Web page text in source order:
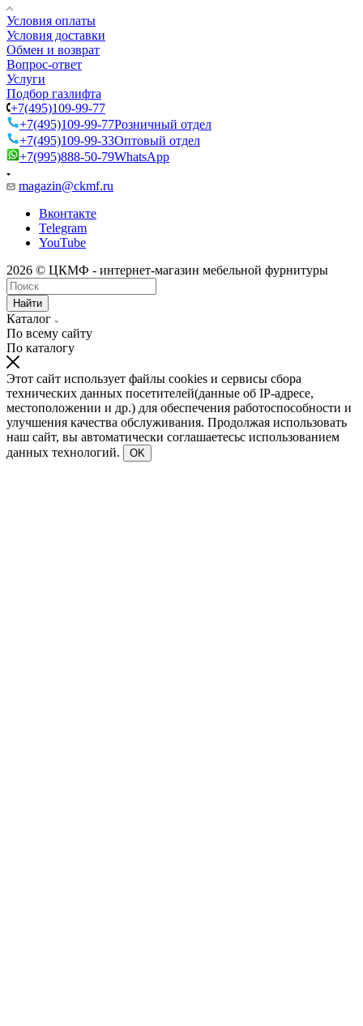
Условия оплаты
Условия доставки
Обмен и возврат
Вопрос-ответ
Услуги
Подбор газлифта
+7(495)109-99-77
+7(495)109-99-77Розничный отдел
+7(495)109-99-33Оптовый отдел
+7(995)888-50-79WhatsApp
magazin@ckmf.ru
Вконтакте
Telegram
YouTube
2026 © ЦКМФ - интернет-магазин мебельной фурнитуры
Найти
Каталог
По всему сайту
По каталогу
Этот сайт использует файлы cookies и сервисы сбора
технических данных посетителей(данные об IP-адресе,
местоположении и др.) для обеспечения работоспособности и
улучшения качества обслуживания. Продолжая использовать
наш сайт, вы автоматически соглашаетесьс использованием
данных технологий.
OK